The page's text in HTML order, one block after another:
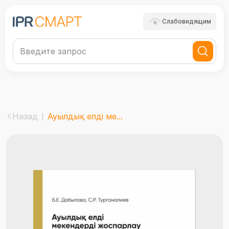
Слабовидящим
Назад Ауылдық елді ме...